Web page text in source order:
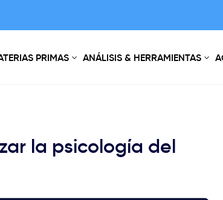
PRIMAS ANÁLISIS & HERRAMIENTAS
la psicología del